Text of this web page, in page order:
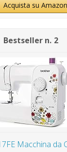
Acquista su Amazon
2
Macchina da